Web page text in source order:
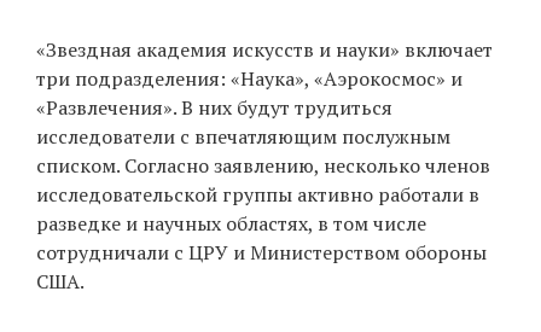
«Звездная академия искусств и науки» включает
три подразделения: «Наука», «Аэрокосмос» и
«Развлечения». В них будут трудиться
исследователи с впечатляющим послужным
списком. Согласно заявлению, несколько членов
исследовательской группы активно работали в
разведке и научных областях, в том числе
сотрудничали с ЦРУ и Министерством обороны
США.